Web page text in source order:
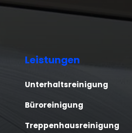
Leistungen
Unterhaltsreinigung
Büroreinigung
Treppenhausreinigung